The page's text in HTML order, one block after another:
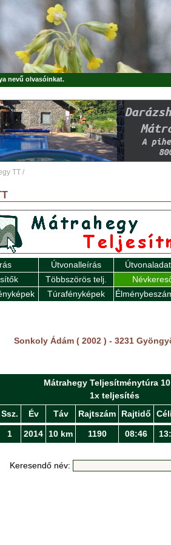
nevű olvasóinkat.
TT /
Útvonalleírás
Többszörös telj.
Túrafényképek
Sonkoly Ádám ( 2002 ) - 3231
Mátrahegy Teljesítménytúra
1x teljesítés
Ssz.
Év Táv Rajtszám Rajtidő
1 2014 10 km 1190 08:46
Keresendő név: